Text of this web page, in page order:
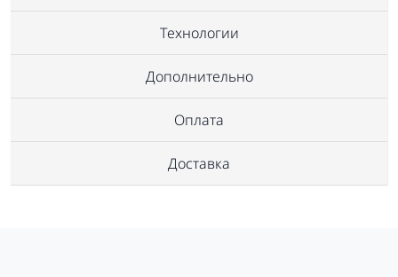
Технологии
Дополнительно
Оплата
Доставка